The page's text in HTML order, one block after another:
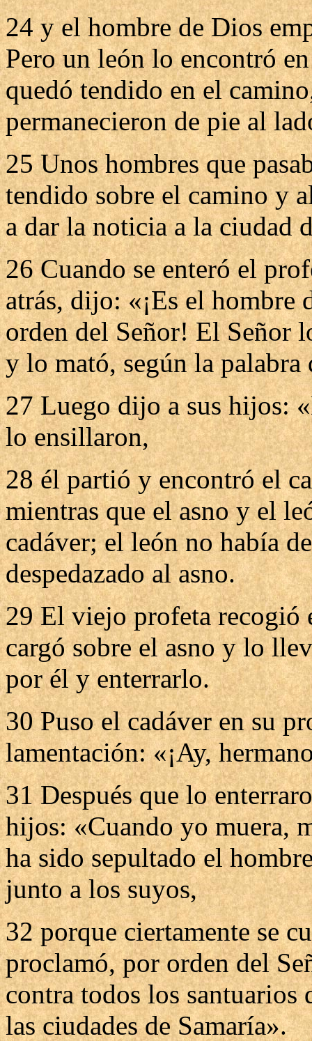
24 y el hombre de Dios
Pero un león lo encontró
quedó tendido en el
permanecieron de pie al
25 Unos hombres que
tendido sobre el camino y
a dar la noticia a la ciudad
26 Cuando se enteró el
atrás, dijo: «¡Es el hombre
orden del Señor! El Señor
y lo mató, según la
27 Luego dijo a sus hijos:
lo ensillaron,
28 él partió y encontró el
mientras que el asno y el
cadáver; el león no había
despedazado al asno.
29 El viejo profeta recogió
cargó sobre el asno y lo
por él y enterrarlo.
30 Puso el cadáver en su
lamentación: «¡Ay,
31 Después que lo
hijos: «Cuando yo muera,
ha sido sepultado el
junto a los suyos,
32 porque ciertamente se
proclamó, por orden del
contra todos los santuarios
las ciudades de Samaría».